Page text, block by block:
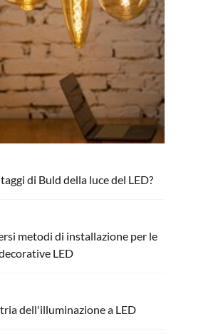
di Buld della luce del LED?
metodi di installazione per le
LED
dell'illuminazione a LED